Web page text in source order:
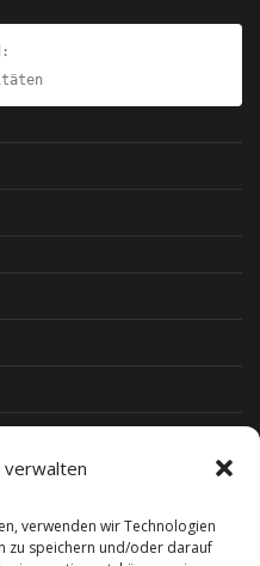
verwalten
verwenden wir Technologien
zu speichern und/oder darauf